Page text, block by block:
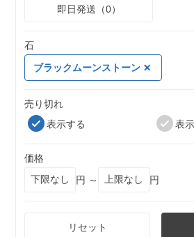
即日発送（0）
石
ブラックムーンストーン
売り切れ
表示する
表
価格
円 ～
円
リセット